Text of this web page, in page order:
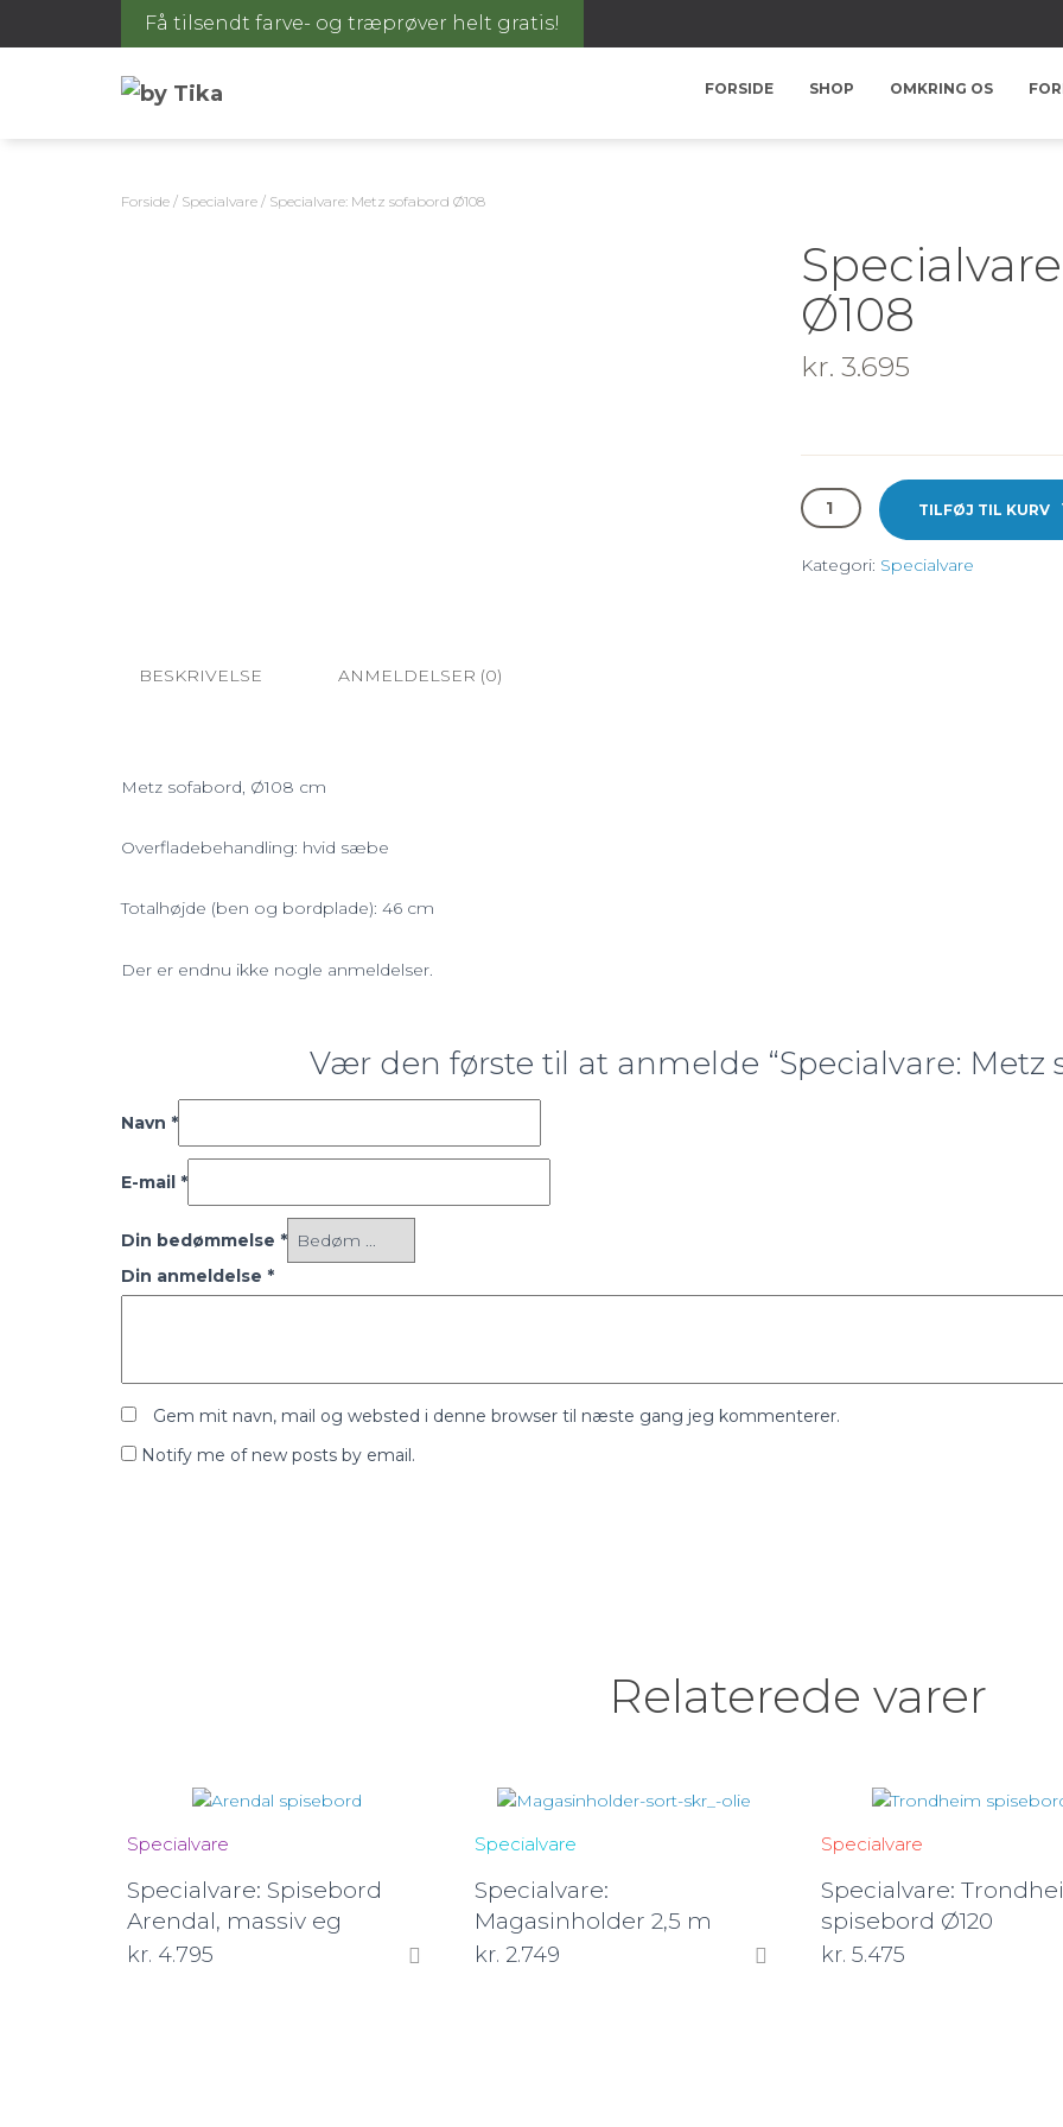
Få tilsendt farve- og træprøver helt gratis!
FORSIDE SHOP OMKRING OS
Forside / Specialvare / Specialvare: Metz sofabord Ø108
Ø108
kr. 3.695
Specialvare:
Metz
Ø108
TILFØJ TIL KURV
Kategori: Specialvare
BESKRIVELSE ANMELDELSER (0)
Metz sofabord, Ø108 cm
Overfladebehandling: hvid sæbe
Totalhøjde (ben og bordplade): 46 cm
Der er endnu ikke nogle anmeldelser.
Vær den første til at anmelde “Specialvare: Metz
Navn *
E-mail *
Din bedømmelse *
Din anmeldelse *
Gem mit navn, mail og websted i denne browser til næste gang jeg kommenterer.
Notify me of new posts by email.
Relaterede varer
Specialvare
Specialvare: Spisebord
Arendal, massiv eg
kr. 4.795
Specialvare
Specialvare:
Magasinholder 2,5 m
kr. 2.749
Specialvare
Specialvare:
spisebord Ø120
kr. 5.475